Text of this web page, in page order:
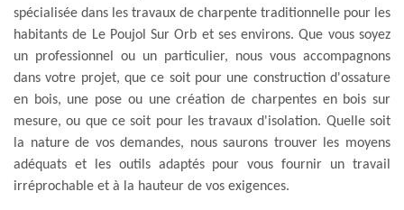
spécialisée dans les travaux de charpente traditionnelle pour les
habitants de Le Poujol Sur Orb et ses environs. Que vous soyez
un professionnel ou un particulier, nous vous accompagnons
dans votre projet, que ce soit pour une construction d'ossature
en bois, une pose ou une création de charpentes en bois sur
mesure, ou que ce soit pour les travaux d'isolation. Quelle soit
la nature de vos demandes, nous saurons trouver les moyens
adéquats et les outils adaptés pour vous fournir un travail
irréprochable et à la hauteur de vos exigences.